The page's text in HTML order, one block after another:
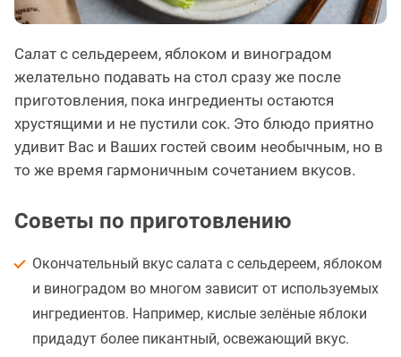
Салат с сельдереем, яблоком и виноградом
желательно подавать на стол сразу же после
приготовления, пока ингредиенты остаются
хрустящими и не пустили сок. Это блюдо приятно
удивит Вас и Ваших гостей своим необычным, но в
то же время гармоничным сочетанием вкусов.
Советы по приготовлению
Окончательный вкус салата с сельдереем, яблоком
и виноградом во многом зависит от используемых
ингредиентов. Например, кислые зелёные яблоки
придадут более пикантный, освежающий вкус.